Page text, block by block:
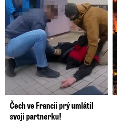
Čech ve Francii prý umlátil
svoji partnerku!